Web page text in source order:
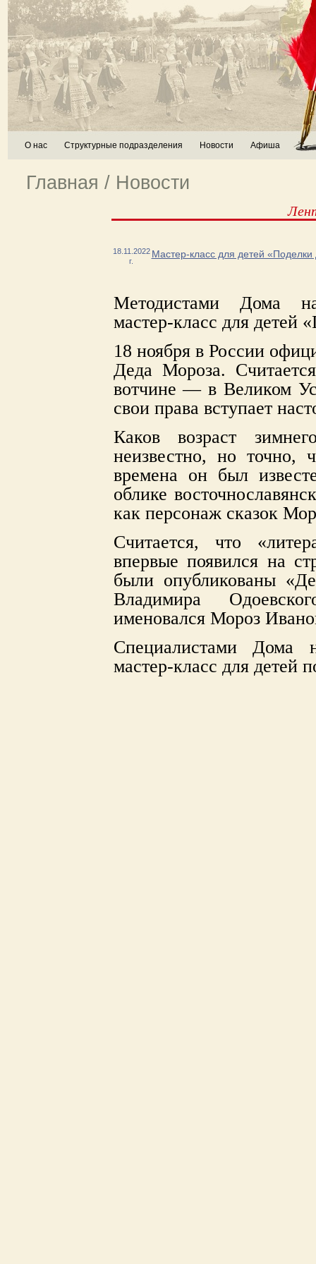
О нас Структурные подразделения Новости Афиша
Главная / Новости
18.11.2022
г.
Мастер-класс для детей
Методистами Дома
мастер-класс для детей
18 ноября в России
Деда Мороза.
вотчине — в Великом
свои права вступает
Каков возраст
неизвестно, но точно,
времена он был
облике
как персонаж сказок
Считается, что
впервые появился на
были опубликованы
Владимира
именовался Мороз
Специалистами Дома
мастер-класс для детей